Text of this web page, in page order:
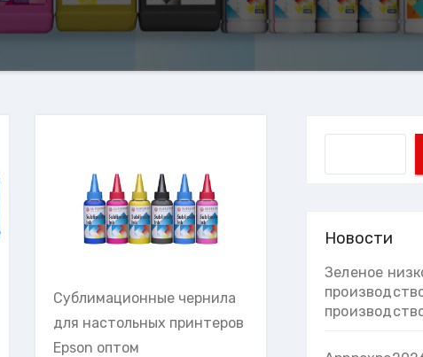
Сублимационные чернила
для настольных принтеров
Epson оптом
Новости
Зеленое